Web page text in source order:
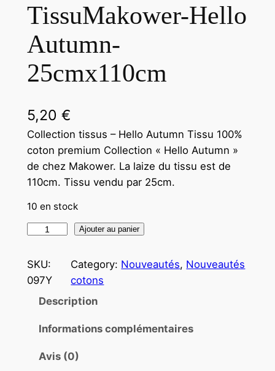
TissuMakower-Hello
Autumn-
25cmx110cm
5,20 €
Collection tissus – Hello Autumn Tissu 100%
coton premium Collection « Hello Autumn »
de chez Makower. La laize du tissu est de
110cm. Tissu vendu par 25cm.
10 en stock
Ajouter au panier
SKU:
097Y
Category: Nouveautés, Nouveautés
cotons
Description
Informations complémentaires
Avis (0)